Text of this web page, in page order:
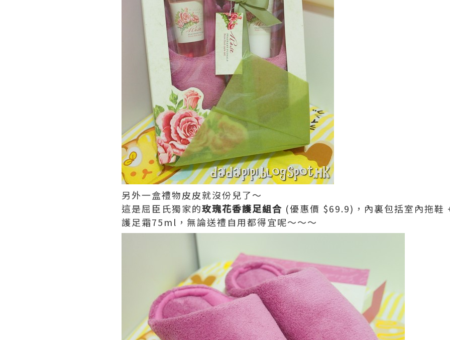
另外一盒禮物皮皮就沒份兒了～
這是屈臣氏獨家的玫瑰花香護足組合 (優惠價 $69.9)，內裏包括室內拖
護足霜75ml，無論送禮自用都得宜呢～～～